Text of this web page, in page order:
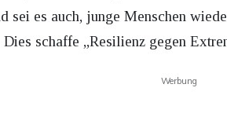
sei es auch, junge Menschen
schaffe „Resilienz gegen
Werbung